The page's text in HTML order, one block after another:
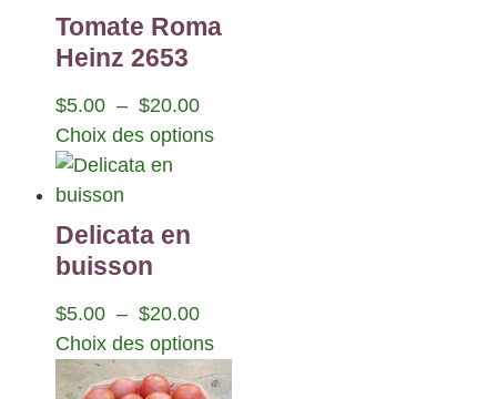
Tomate Roma
Heinz 2653
$5.00 – $20.00
Choix des options
Delicata en
buisson
$5.00 – $20.00
Choix des options